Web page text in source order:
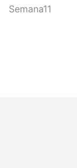
Semana11